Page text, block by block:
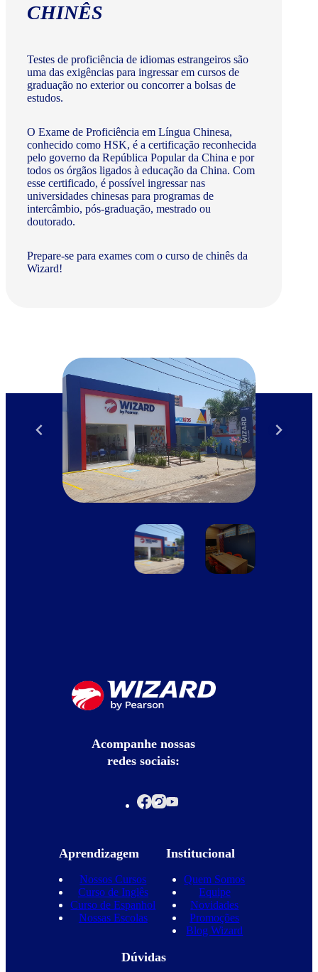
CHINÊS
Testes de proficiência de idiomas estrangeiros são
uma das exigências para ingressar em cursos de
graduação no exterior ou concorrer a bolsas de
estudos.
O Exame de Proficiência em Língua Chinesa,
conhecido como HSK, é a certificação reconhecida
pelo governo da República Popular da China e por
todos os órgãos ligados à educação da China. Com
esse certificado, é possível ingressar nas
universidades chinesas para programas de
intercâmbio, pós-graduação, mestrado ou
doutorado.
Prepare-se para exames com o curso de chinês da
Wizard!
Acompanhe nossas
redes sociais:
Aprendizagem
Nossos Cursos
Curso de Inglês
Curso de Espanhol
Nossas Escolas
Institucional
Quem Somos
Equipe
Novidades
Promoções
Blog Wizard
Dúvidas